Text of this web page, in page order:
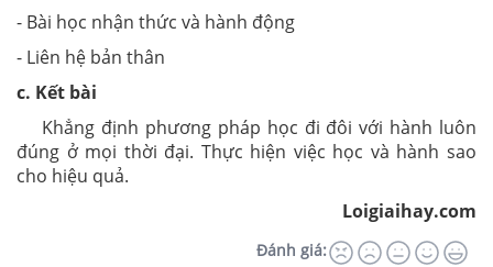
- Bài học nhận thức và hành động
- Liên hệ bản thân
c. Kết bài
Khẳng định phương pháp học đi đôi với hành luôn
đúng ở mọi thời đại. Thực hiện việc học và hành sao
cho hiệu quả.
Loigiaihay.com
Đánh giá: